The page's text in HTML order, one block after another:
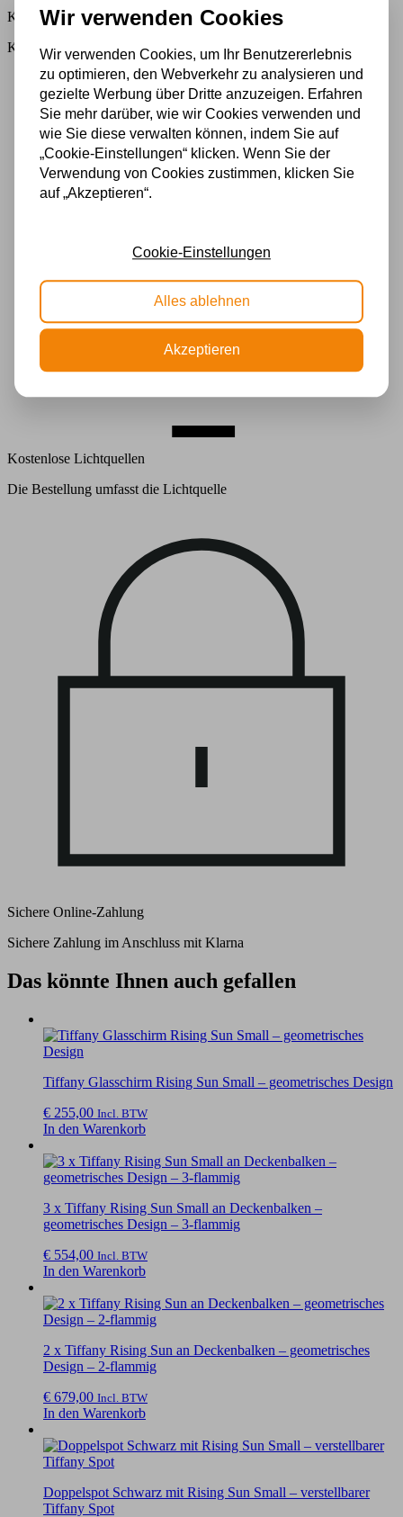
Kostenloser Versand
Kostenloser Versand in Deutschland ab 99 €
Kostenlose Lichtquellen
Die Bestellung umfasst die Lichtquelle
Sichere Online-Zahlung
Sichere Zahlung im Anschluss mit Klarna
Das könnte Ihnen auch gefallen
Tiffany Glasschirm Rising Sun Small – geometrisches Design
€ 255,00 Incl. BTW
In den Warenkorb
3 x Tiffany Rising Sun Small an Deckenbalken –
geometrisches Design – 3-flammig
€ 554,00 Incl. BTW
In den Warenkorb
2 x Tiffany Rising Sun an Deckenbalken – geometrisches
Design – 2-flammig
€ 679,00 Incl. BTW
In den Warenkorb
Doppelspot Schwarz mit Rising Sun Small – verstellbarer
Tiffany Spot
Wir verwenden Cookies
Wir verwenden Cookies, um Ihr Benutzererlebnis
zu optimieren, den Webverkehr zu analysieren und
gezielte Werbung über Dritte anzuzeigen. Erfahren
Sie mehr darüber, wie wir Cookies verwenden und
wie Sie diese verwalten können, indem Sie auf
„Cookie-Einstellungen“ klicken. Wenn Sie der
Verwendung von Cookies zustimmen, klicken Sie
auf „Akzeptieren“.
Cookie-Einstellungen
Alles ablehnen
Akzeptieren